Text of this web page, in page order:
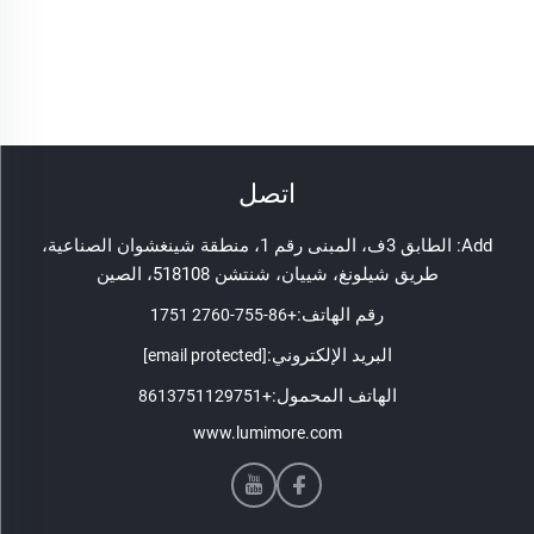
اتصل
Add: الطابق 3ف، المبنى رقم 1، منطقة شينغشوان الصناعية،
طريق شيلونغ، شييان، شنتشن 518108، الصين
رقم الهاتف:+86-755-2760 1751
البريد الإلكتروني:[email protected]
الهاتف المحمول:+8613751129751
www.lumimore.com